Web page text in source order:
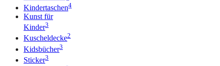
Kindertaschen4
Kunst für
Kinder3
Kuscheldecke2
Kidsbücher3
Sticker3